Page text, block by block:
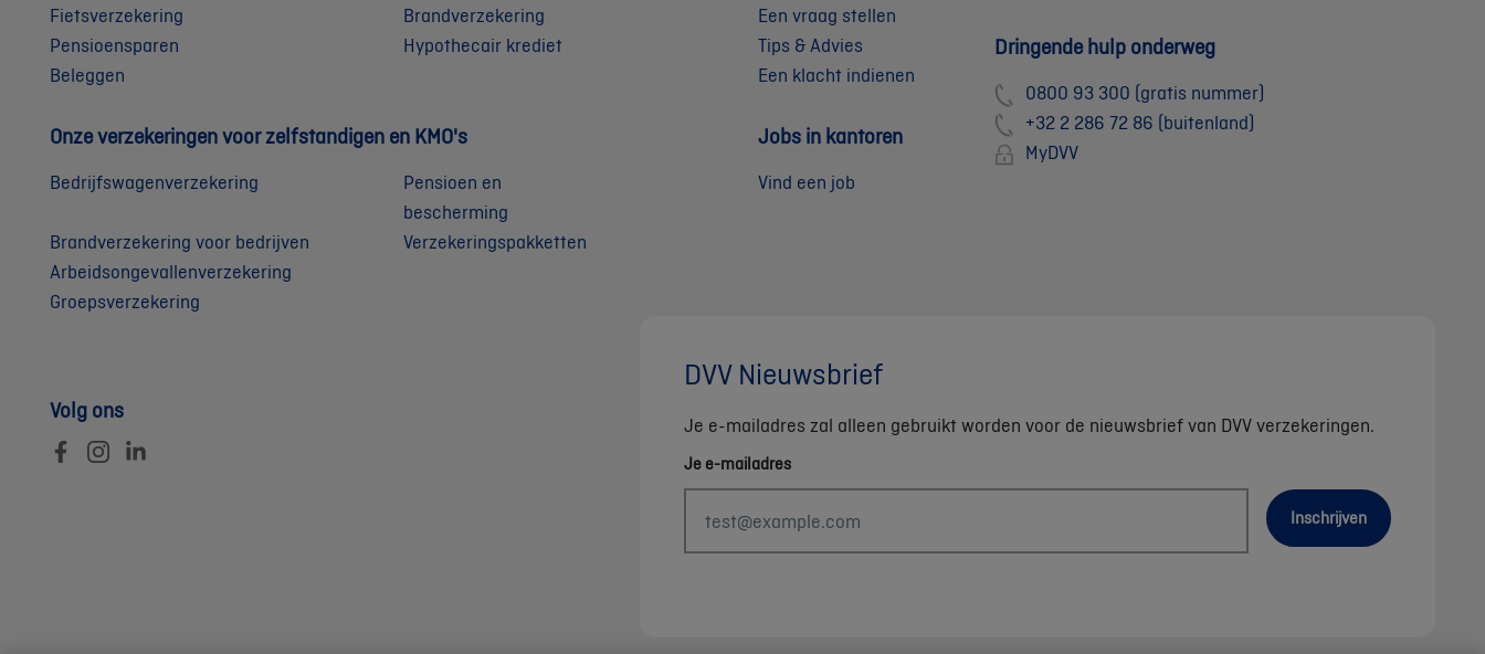
Fietsverzekering
Brandverzekering
Pensioensparen
Hypothecair krediet
Beleggen
Onze verzekeringen voor zelfstandigen en KMO's
Bedrijfswagenverzekering
Pensioen en
bescherming
Brandverzekering voor bedrijven
Verzekeringspakketten
Arbeidsongevallenverzekering
Groepsverzekering
Een vraag stellen
Tips & Advies
Een klacht indienen
Jobs in kantoren
Vind een job
Dringende hulp onderweg
0800 93 300 (gratis nummer)
+32 2 286 72 86 (buitenland)
MyDVV
Volg ons
DVV Nieuwsbrief
Je e-mailadres zal alleen gebruikt worden voor de nieuwsbrief van DVV verzekeringen.
Je e-mailadres
Inschrijven